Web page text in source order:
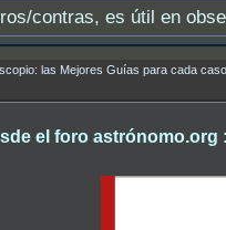
contras, es útil en
las Mejores Guías para cada
el foro astrónomo.org